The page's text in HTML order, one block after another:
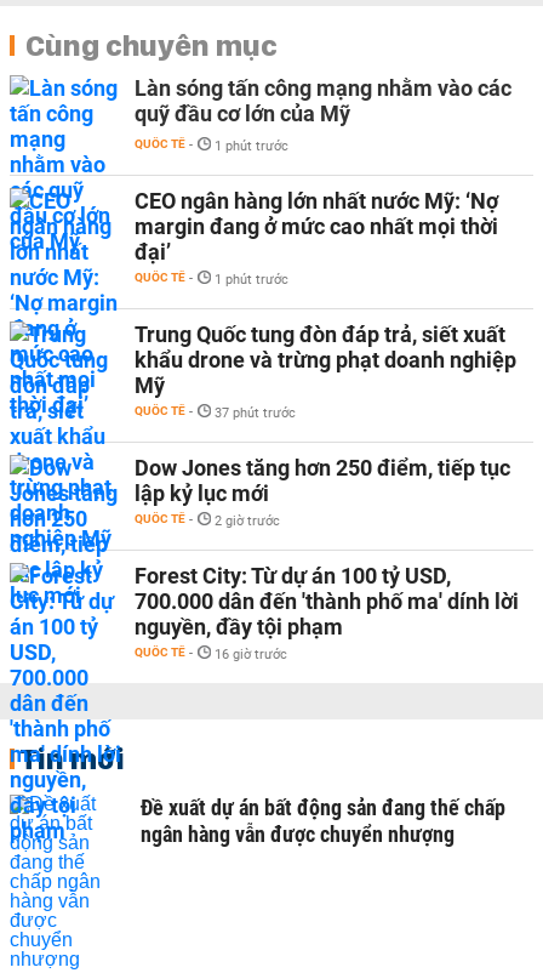
Cùng chuyên mục
Làn sóng tấn công mạng nhằm vào các
quỹ đầu cơ lớn của Mỹ
QUỐC TẾ - 1 phút trước
CEO ngân hàng lớn nhất nước Mỹ: ‘Nợ
margin đang ở mức cao nhất mọi thời
đại’
QUỐC TẾ - 1 phút trước
Trung Quốc tung đòn đáp trả, siết xuất
khẩu drone và trừng phạt doanh nghiệp
Mỹ
QUỐC TẾ - 37 phút trước
Dow Jones tăng hơn 250 điểm, tiếp tục
lập kỷ lục mới
QUỐC TẾ - 2 giờ trước
Forest City: Từ dự án 100 tỷ USD,
700.000 dân đến 'thành phố ma' dính lời
nguyền, đầy tội phạm
QUỐC TẾ - 16 giờ trước
Tin mới
Đề xuất dự án bất động sản đang thế chấp
ngân hàng vẫn được chuyển nhượng